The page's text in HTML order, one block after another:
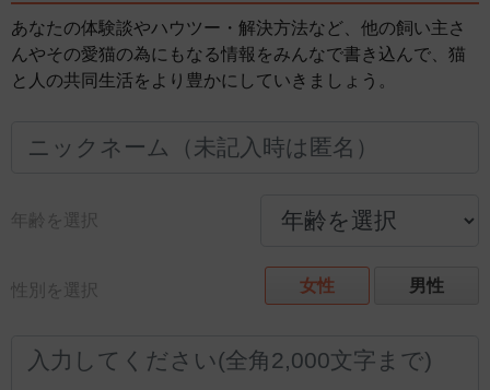
あなたの体験談やハウツー・解決方法など、他の飼い主さ
んやその愛猫の為にもなる情報をみんなで書き込んで、猫
と人の共同生活をより豊かにしていきましょう。
年齢を選択
性別を選択 女性 男性